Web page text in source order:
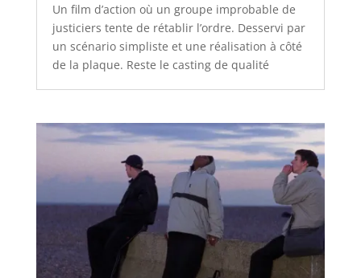
Un film d’action où un groupe improbable de
justiciers tente de rétablir l’ordre. Desservi par
un scénario simpliste et une réalisation à côté
de la plaque. Reste le casting de qualité